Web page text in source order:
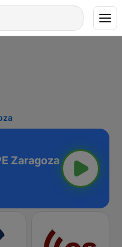
Zaragoza